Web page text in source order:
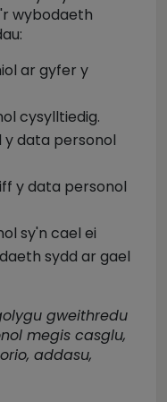
wybodaeth
ar gyfer y
cysylltiedig.
y data personol
y data personol
sy'n cael ei
sydd ar gael
gweithredu
megis casglu,
addasu,